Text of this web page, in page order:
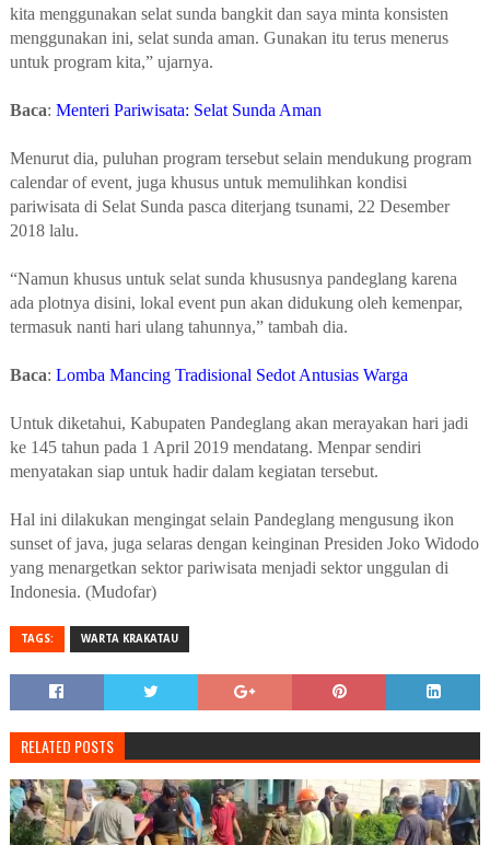
kita menggunakan selat sunda bangkit dan saya minta konsisten
menggunakan ini, selat sunda aman. Gunakan itu terus menerus
untuk program kita,” ujarnya.
Baca: Menteri Pariwisata: Selat Sunda Aman
Menurut dia, puluhan program tersebut selain mendukung program
calendar of event, juga khusus untuk memulihkan kondisi
pariwisata di Selat Sunda pasca diterjang tsunami, 22 Desember
2018 lalu.
“Namun khusus untuk selat sunda khususnya pandeglang karena
ada plotnya disini, lokal event pun akan didukung oleh kemenpar,
termasuk nanti hari ulang tahunnya,” tambah dia.
Baca: Lomba Mancing Tradisional Sedot Antusias Warga
Untuk diketahui, Kabupaten Pandeglang akan merayakan hari jadi
ke 145 tahun pada 1 April 2019 mendatang. Menpar sendiri
menyatakan siap untuk hadir dalam kegiatan tersebut.
Hal ini dilakukan mengingat selain Pandeglang mengusung ikon
sunset of java, juga selaras dengan keinginan Presiden Joko Widodo
yang menargetkan sektor pariwisata menjadi sektor unggulan di
Indonesia. (Mudofar)
TAGS: WARTA KRAKATAU
RELATED POSTS